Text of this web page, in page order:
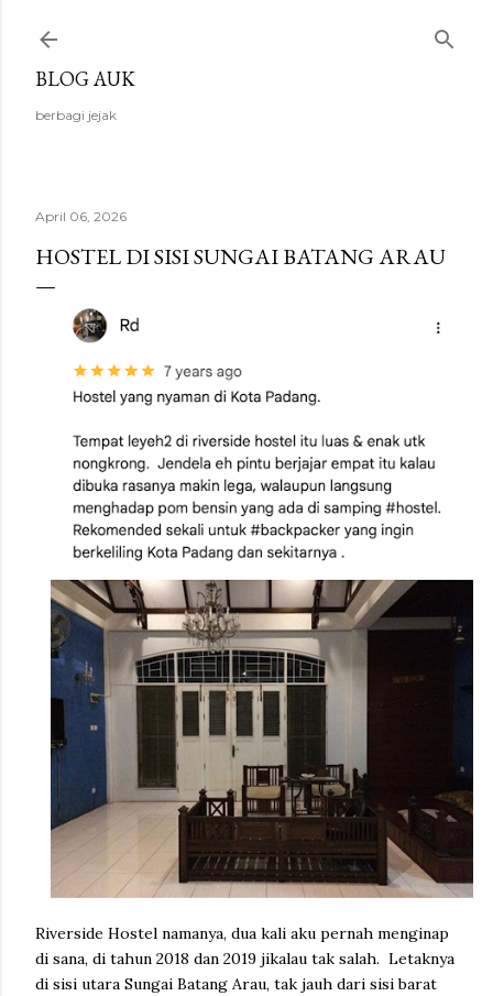
BLOG AUK
berbagi jejak
April 06, 2026
HOSTEL DI SISI SUNGAI BATANG ARAU
Riverside Hostel namanya, dua kali aku pernah menginap
di sana, di tahun 2018 dan 2019 jikalau tak salah. Letaknya
di sisi utara Sungai Batang Arau, tak jauh dari sisi barat